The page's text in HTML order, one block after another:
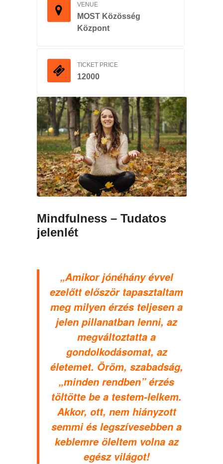
VENUE
MOST Közösség
Központ
TICKET PRICE
12000
Mindfulness – Tudatos
jelenlét
„Amikor jónéhány évvel
ezelőtt először tapasztaltam
meg milyen érzés teljesen a
jelen pillanatban lenni, az
megváltoztatta a
gondolkodásomat, az
életemet. Öröm, szabadság,
„minden rendben” érzés
töltötte be a testem-lelkem.
Akkor, ott, nem hiányzott
semmi és legszívesebben a
keblemre öleltem volna az
egész világot!